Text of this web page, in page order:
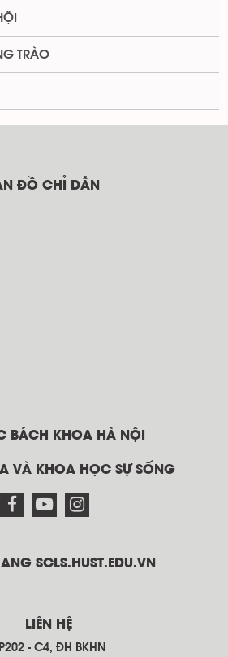
TRÀO
ĐỒ CHỈ DẪN
BÁCH KHOA HÀ NỘI
VÀ KHOA HỌC SỰ SỐNG
SCLS.HUST.EDU.VN
LIÊN HỆ
- C4, ĐH BKHN